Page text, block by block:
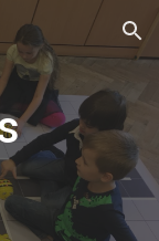
Skip to navigation